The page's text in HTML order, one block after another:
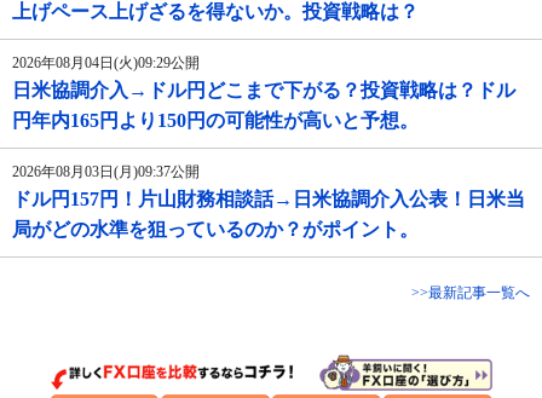
上げペース上げざるを得ないか。投資戦略は？
2026年08月04日(火)09:29公開
日米協調介入→ドル円どこまで下がる？投資戦略は？ドル
円年内165円より150円の可能性が高いと予想。
2026年08月03日(月)09:37公開
ドル円157円！片山財務相談話→日米協調介入公表！日米当
局がどの水準を狙っているのか？がポイント。
>>最新記事一覧へ